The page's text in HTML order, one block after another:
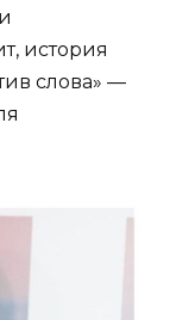
история
слова» —